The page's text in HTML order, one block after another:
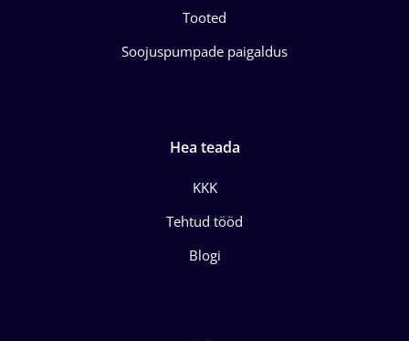
Tooted
Soojuspumpade paigaldus
Hea teada
KKK
Tehtud tööd
Blogi